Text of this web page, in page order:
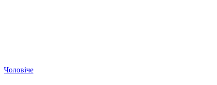
Чоловіче